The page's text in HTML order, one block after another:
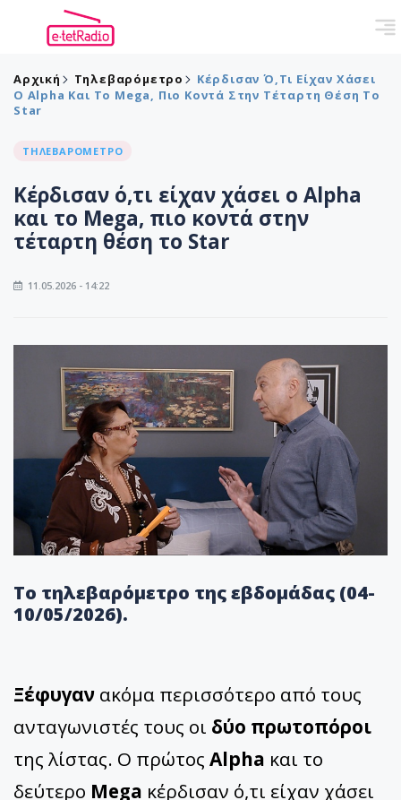
Αρχική Τηλεβαρόμετρο
Κέρδισαν Ό,τι Είχαν Χάσει
Ο Alpha Και Το Mega, Πιο Κοντά Στην Τέταρτη Θέση Το
Star
ΤΗΛΕΒΑΡΟΜΕΤΡΟ
Κέρδισαν ό,τι είχαν χάσει ο Alpha
και το Mega, πιο κοντά στην
τέταρτη θέση το Star
11.05.2026 - 14:22
Το τηλεβαρόμετρο της εβδομάδας (04-
10/05/2026).
Ξέφυγαν ακόμα περισσότερο από τους
ανταγωνιστές τους οι δύο πρωτοπόροι
της λίστας. Ο πρώτος Alpha και το
δεύτερο Mega κέρδισαν ό,τι είχαν χάσει